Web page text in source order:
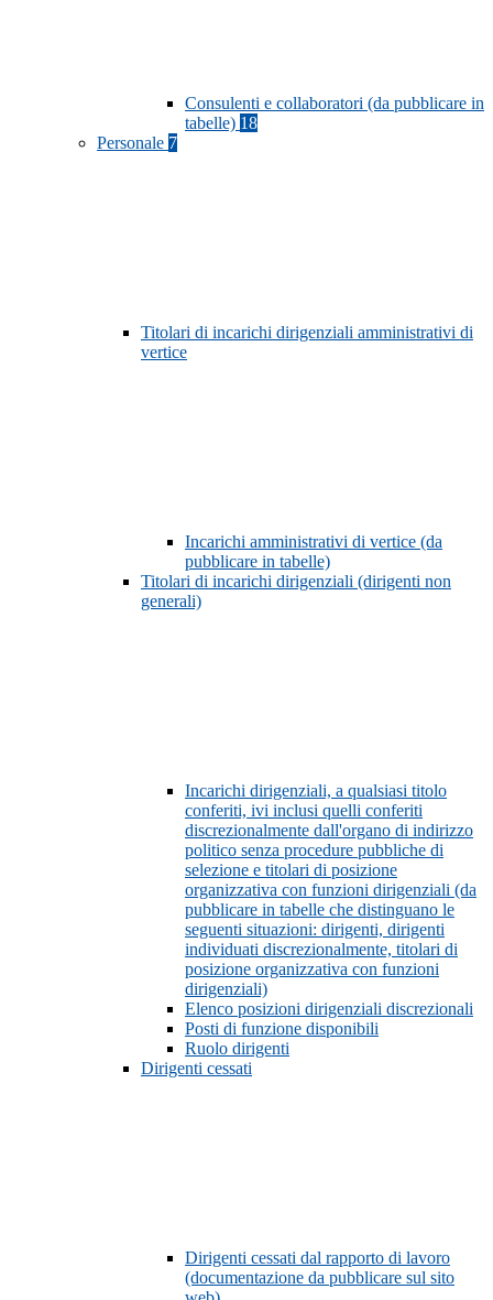
Consulenti e collaboratori (da pubblicare in
tabelle) 18
Personale 7
Titolari di incarichi dirigenziali amministrativi di
vertice
Incarichi amministrativi di vertice (da
pubblicare in tabelle)
Titolari di incarichi dirigenziali (dirigenti non
generali)
Incarichi dirigenziali, a qualsiasi titolo
conferiti, ivi inclusi quelli conferiti
discrezionalmente dall'organo di indirizzo
politico senza procedure pubbliche di
selezione e titolari di posizione
organizzativa con funzioni dirigenziali (da
pubblicare in tabelle che distinguano le
seguenti situazioni: dirigenti, dirigenti
individuati discrezionalmente, titolari di
posizione organizzativa con funzioni
dirigenziali)
Elenco posizioni dirigenziali discrezionali
Posti di funzione disponibili
Ruolo dirigenti
Dirigenti cessati
Dirigenti cessati dal rapporto di lavoro
(documentazione da pubblicare sul sito